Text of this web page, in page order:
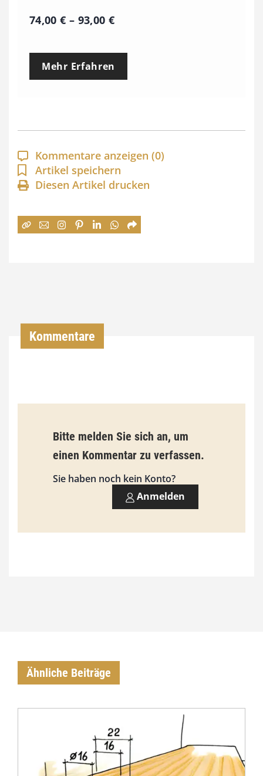
74,00€ – 93,00 €P
e
p
a
n
n
:
9
3
0
0
Mehr Erfahren
Kommentare anzeigen (0)
Artikel speichern
Diesen Artikel drucken
Kommentare
Bitte melden Sie sich an, um
einen Kommentar zu verfassen.
Sie haben noch kein Konto?
Anmelden
Ähnliche Beiträge